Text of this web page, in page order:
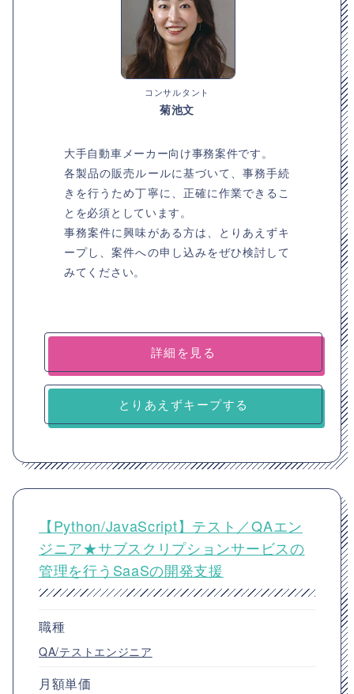
コンサルタント
菊池文
大手自動車メーカー向け事務案件です。
各製品の販売ルールに基づいて、事務手続
きを行うため丁寧に、正確に作業できるこ
とを必須としています。
事務案件に興味がある方は、とりあえずキ
ープし、案件への申し込みをぜひ検討して
みてください。
詳細を見る
とりあえずキープする
【Python/JavaScript】テスト／QAエン
ジニア★サブスクリプションサービスの
管理を行うSaaSの開発支援
職種
QA/テストエンジニア
月額単価